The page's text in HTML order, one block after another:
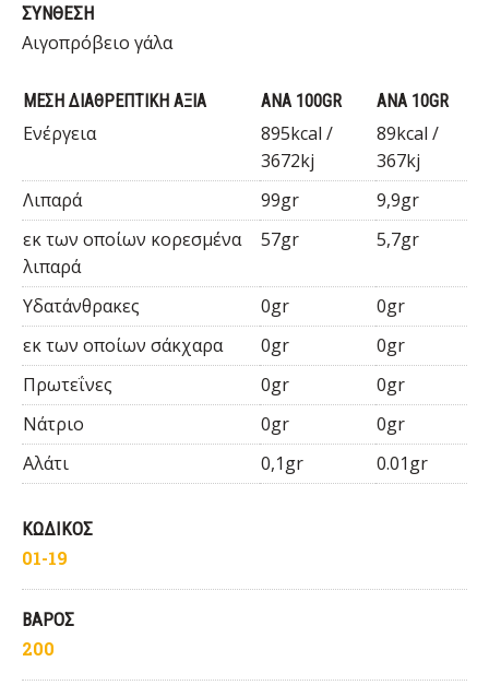
ΣΥΝΘΕΣΗ
Αιγοπρόβειο γάλα
ΜΕΣΗ ΔΙΑΘΡΕΠΤΙΚΗ ΑΞΙΑ ΑΝΑ 100GR ΑΝΑ 10GR
Ενέργεια
895kcal /
3672kj
89kcal /
367kj
Λιπαρά
99gr
9,9gr
εκ των οποίων κορεσμένα
λιπαρά
57gr 5,7gr
Υδατάνθρακες 0gr
0gr
εκ των οποίων σάκχαρα
0gr
0gr
Πρωτεΐνες
0gr
0gr
Νάτριο
0gr
0gr
Αλάτι
0,1gr 0.01gr
ΚΩΔΙΚΟΣ
01-19
ΒΑΡΟΣ
200